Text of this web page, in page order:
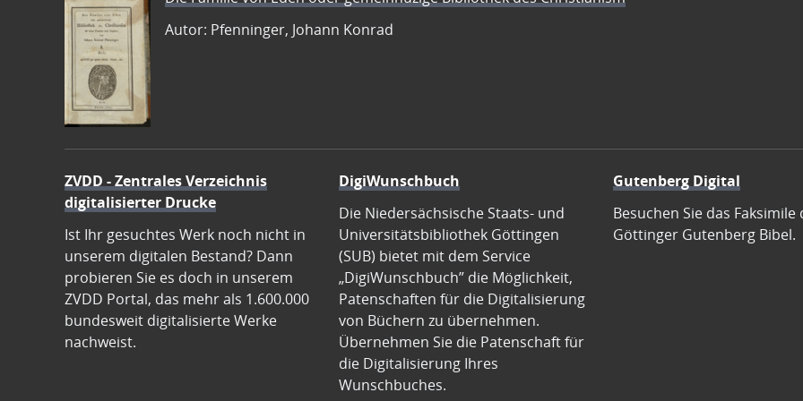
Autor: Pfenninger, Johann Konrad
ZVDD - Zentrales Verzeichnis
digitalisierter Drucke
Ist Ihr gesuchtes Werk noch nicht in
unserem digitalen Bestand? Dann
probieren Sie es doch in unserem
ZVDD Portal, das mehr als 1.600.000
bundesweit digitalisierte Werke
nachweist.
DigiWunschbuch
Die Niedersächsische Staats- und
Universitätsbibliothek Göttingen
(SUB) bietet mit dem Service
„DigiWunschbuch” die Möglichkeit,
Patenschaften für die Digitalisierung
von Büchern zu übernehmen.
Übernehmen Sie die Patenschaft für
die Digitalisierung Ihres
Wunschbuches.
Gutenberg Digital
Besuchen Sie das Faksimile
Göttinger Gutenberg Bibel.